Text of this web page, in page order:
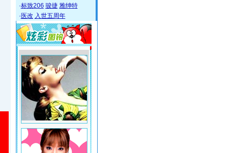
·标致206 骏捷 雅绅特
· 医改 入世五周年